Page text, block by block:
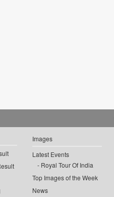
Images
Latest Events
Royal Tour Of India
Top Images of the Week
News